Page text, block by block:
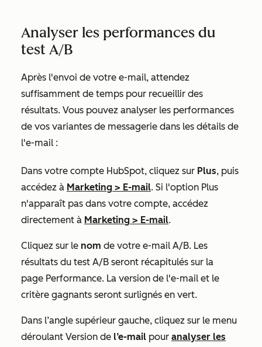
Analyser les performances du
test A/B
Après l'envoi de votre e-mail, attendez
suffisamment de temps pour recueillir des
résultats. Vous pouvez analyser les performances
de vos variantes de messagerie dans les détails de
l'e-mail :
Dans votre compte HubSpot, cliquez sur Plus, puis
accédez à Marketing > E-mail. Si l'option Plus
n'apparaît pas dans votre compte, accédez
directement à Marketing > E-mail.
Cliquez sur le nom de votre e-mail A/B. Les
résultats du test A/B seront récapitulés sur la
page Performance. La version de l'e-mail et le
critère gagnants seront surlignés en vert.
Dans l’angle supérieur gauche, cliquez sur le menu
déroulant Version de l’e-mail pour analyser les